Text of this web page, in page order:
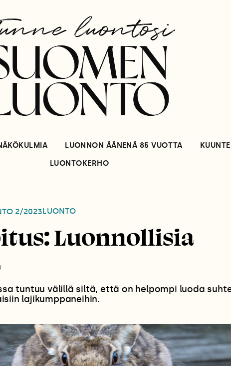
LUONNON ÄÄNENÄ 85 VUOTTA
LUONTOKERHO
2/2023LUONTO
Luonnollisia
tuntuu välillä siltä, että on helpompi luoda
lajikumppaneihin.